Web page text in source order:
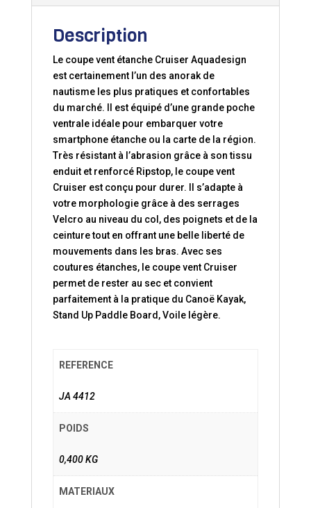
Description
Le coupe vent étanche Cruiser Aquadesign
est certainement l’un des anorak de
nautisme les plus pratiques et confortables
du marché. Il est équipé d’une grande poche
ventrale idéale pour embarquer votre
smartphone étanche ou la carte de la région.
Très résistant à l’abrasion grâce à son tissu
enduit et renforcé Ripstop, le coupe vent
Cruiser est conçu pour durer. Il s’adapte à
votre morphologie grâce à des serrages
Velcro au niveau du col, des poignets et de la
ceinture tout en offrant une belle liberté de
mouvements dans les bras. Avec ses
coutures étanches, le coupe vent Cruiser
permet de rester au sec et convient
parfaitement à la pratique du Canoë Kayak,
Stand Up Paddle Board, Voile légère.
REFERENCE
JA 4412
POIDS
0,400 KG
MATERIAUX